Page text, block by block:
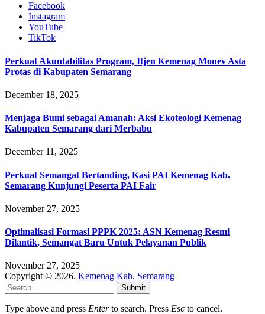
Facebook
Instagram
YouTube
TikTok
Perkuat Akuntabilitas Program, Itjen Kemenag Monev Asta
Protas di Kabupaten Semarang
December 18, 2025
Menjaga Bumi sebagai Amanah: Aksi Ekoteologi Kemenag
Kabupaten Semarang dari Merbabu
December 11, 2025
Perkuat Semangat Bertanding, Kasi PAI Kemenag Kab.
Semarang Kunjungi Peserta PAI Fair
November 27, 2025
Optimalisasi Formasi PPPK 2025: ASN Kemenag Resmi
Dilantik, Semangat Baru Untuk Pelayanan Publik
November 27, 2025
Copyright © 2026. Kemenag Kab. Semarang
Submit
Type above and press Enterto search. Press Esc to cancel.